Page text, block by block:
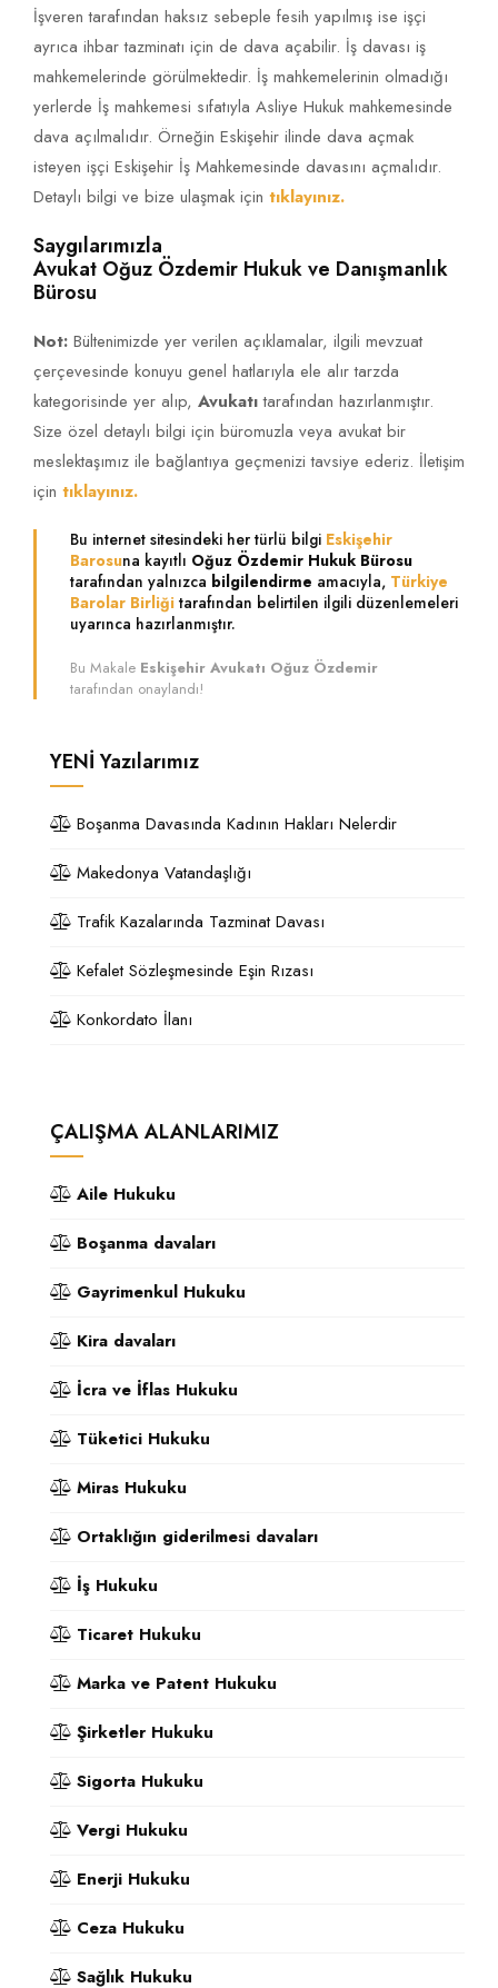
İşveren tarafından haksız sebeple fesih yapılmış ise işçi
ayrıca ihbar tazminatı için de dava açabilir. İş davası iş
mahkemelerinde görülmektedir. İş mahkemelerinin olmadığı
yerlerde İş mahkemesi sıfatıyla Asliye Hukuk mahkemesinde
dava açılmalıdır. Örneğin Eskişehir ilinde dava açmak
isteyen işçi Eskişehir İş Mahkemesinde davasını açmalıdır.
Detaylı bilgi ve bize ulaşmak için tıklayınız.
Saygılarımızla
Avukat Oğuz Özdemir Hukuk ve Danışmanlık
Bürosu
Not: Bültenimizde yer verilen açıklamalar, ilgili mevzuat
çerçevesinde konuyu genel hatlarıyla ele alır tarzda
kategorisinde yer alıp, Avukatıtarafından hazırlanmıştır.
Size özel detaylı bilgi için büromuzla veya avukat bir
meslektaşımız ile bağlantıya geçmenizi tavsiye ederiz. İletişim
için tıklayınız.
Bu internet sitesindeki her türlü bilgi Eskişehir
Barosuna kayıtlı Oğuz Özdemir Hukuk Bürosu
tarafından yalnızca bilgilendirme amacıyla, Türkiye
Barolar Birliği tarafından belirtilen ilgili düzenlemeleri
uyarınca hazırlanmıştır.
Bu Makale Eskişehir Avukatı Oğuz Özdemir
tarafından onaylandı!
YENİYazılarımız
Boşanma Davasında Kadının Hakları Nelerdir
Makedonya Vatandaşlığı
Trafik Kazalarında Tazminat Davası
Kefalet Sözleşmesinde Eşin Rızası
Konkordato İlanı
ÇALIŞMA ALANLARIMIZ
Aile Hukuku
Boşanma davaları
Gayrimenkul Hukuku
Kira davaları
İcra ve İflas Hukuku
Tüketici Hukuku
Miras Hukuku
Ortaklığın giderilmesi davaları
İş Hukuku
Ticaret Hukuku
Marka ve Patent Hukuku
Şirketler Hukuku
Sigorta Hukuku
Vergi Hukuku
Enerji Hukuku
Ceza Hukuku
Sağlık Hukuku